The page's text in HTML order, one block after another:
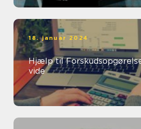
18. januar 2024
Hjælp til
vide